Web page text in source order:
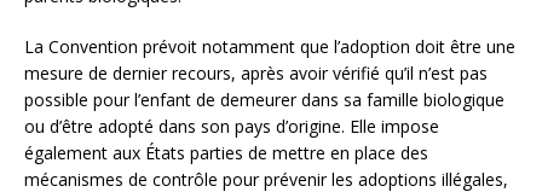
La Convention prévoit notamment que l’adoption doit être une
mesure de dernier recours, après avoir vérifié qu’il n’est pas
possible pour l’enfant de demeurer dans sa famille biologique
ou d’être adopté dans son pays d’origine. Elle impose
également aux États parties de mettre en place des
mécanismes de contrôle pour prévenir les adoptions illégales,